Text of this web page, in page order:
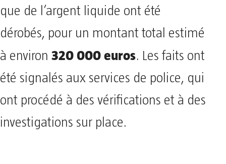
que de l’argent liquide ont été
dérobés, pour un montant total estimé
à environ 320 000 euros. Les faits ont
été signalés aux services de police, qui
ont procédé à des vérifications et à des
investigations sur place.